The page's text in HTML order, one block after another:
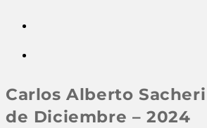
Carlos Alberto Sacheri
de Diciembre – 2024